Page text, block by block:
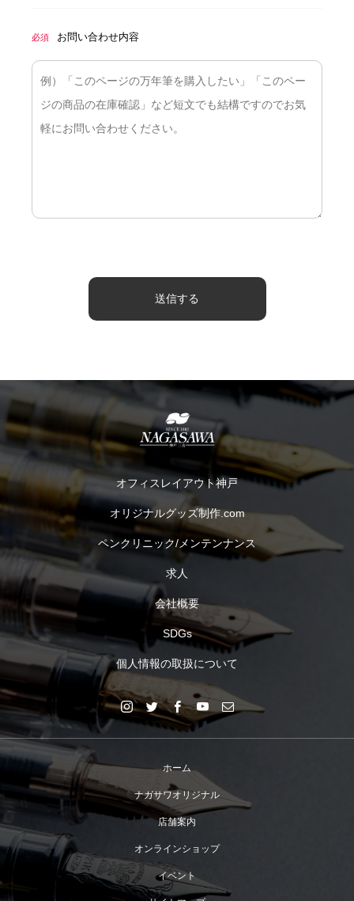
必須 お問い合わせ内容
オフィスレイアウト神戸
オリジナルグッズ制作.com
ペンクリニック/メンテンナンス
求人
会社概要
SDGs
個人情報の取扱について
ホーム
ナガサワオリジナル
店舗案内
オンラインショップ
イベント